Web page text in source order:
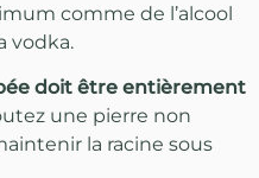
comme de l’alcool
vodka.
doit être entièrement
une pierre non
la racine sous